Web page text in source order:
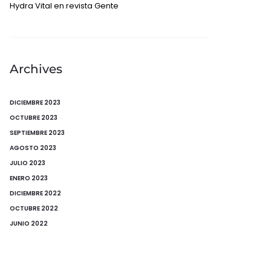
Hydra Vital en revista Gente
Archives
DICIEMBRE 2023
OCTUBRE 2023
SEPTIEMBRE 2023
AGOSTO 2023
JULIO 2023
ENERO 2023
DICIEMBRE 2022
OCTUBRE 2022
JUNIO 2022